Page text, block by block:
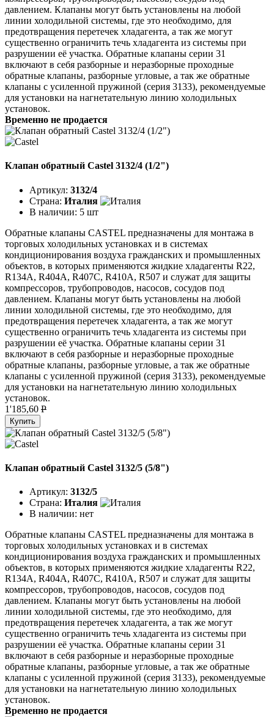
давлением. Клапаны могут быть установлены на любой
линии холодильной системы, где это необходимо, для
предотвращения перетечек хладагента, а так же могут
существенно ограничить течь хладагента из системы при
разрушении её участка. Обратные клапаны серии 31
включают в себя разборные и неразборные проходные
обратные клапаны, разборные угловые, а так же обратные
клапаны с усиленной пружиной (серия 3133), рекомендуемые
для установки на нагнетательную линию холодильных
установок.
Временно не продается
Клапан обратный Castel 3132/4 (1/2")
Артикул: 3132/4
Страна: Италия
В наличии: 5 шт
Обратные клапаны CASTEL предназначены для монтажа в
торговых холодильных установках и в системах
кондиционирования воздуха гражданских и промышленных
объектов, в которых применяются жидкие хладагенты R22,
R134A, R404A, R407C, R410A, R507 и служат для защиты
компрессоров, трубопроводов, насосов, сосудов под
давлением. Клапаны могут быть установлены на любой
линии холодильной системы, где это необходимо, для
предотвращения перетечек хладагента, а так же могут
существенно ограничить течь хладагента из системы при
разрушении её участка. Обратные клапаны серии 31
включают в себя разборные и неразборные проходные
обратные клапаны, разборные угловые, а так же обратные
клапаны с усиленной пружиной (серия 3133), рекомендуемые
для установки на нагнетательную линию холодильных
установок.
1'185,60 P
Купить
Клапан обратный Castel 3132/5 (5/8")
Артикул: 3132/5
Страна: Италия
В наличии: нет
Обратные клапаны CASTEL предназначены для монтажа в
торговых холодильных установках и в системах
кондиционирования воздуха гражданских и промышленных
объектов, в которых применяются жидкие хладагенты R22,
R134A, R404A, R407C, R410A, R507 и служат для защиты
компрессоров, трубопроводов, насосов, сосудов под
давлением. Клапаны могут быть установлены на любой
линии холодильной системы, где это необходимо, для
предотвращения перетечек хладагента, а так же могут
существенно ограничить течь хладагента из системы при
разрушении её участка. Обратные клапаны серии 31
включают в себя разборные и неразборные проходные
обратные клапаны, разборные угловые, а так же обратные
клапаны с усиленной пружиной (серия 3133), рекомендуемые
для установки на нагнетательную линию холодильных
установок.
Временно не продается